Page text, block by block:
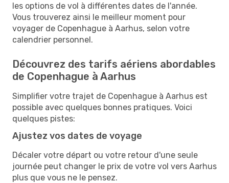
les options de vol à différentes dates de l'année.
Vous trouverez ainsi le meilleur moment pour
voyager de Copenhague à Aarhus, selon votre
calendrier personnel.
Découvrez des tarifs aériens abordables
de Copenhague à Aarhus
Simplifier votre trajet de Copenhague à Aarhus est
possible avec quelques bonnes pratiques. Voici
quelques pistes:
Ajustez vos dates de voyage
Décaler votre départ ou votre retour d'une seule
journée peut changer le prix de votre vol vers Aarhus
plus que vous ne le pensez.